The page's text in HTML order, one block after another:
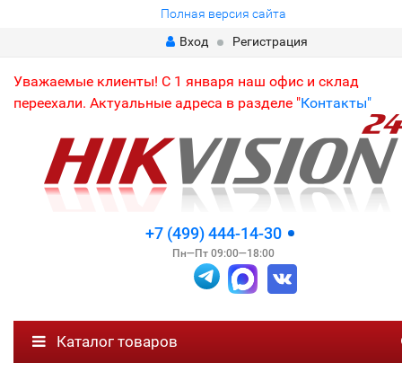
Полная версия сайта
Вход
Регистрация
Уважаемые клиенты! С 1 января наш офис и склад
переехали. Актуальные адреса в разделе "Контакты"
+7 (499) 444-14-30
Пн—Пт 09:00—18:00
Каталог товаров